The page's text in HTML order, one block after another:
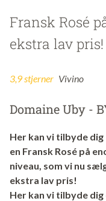
Fransk Rosé
ekstra lav pris!
3,9 stjerner Vivino
Domaine Uby -
Her kan vi tilbyde dig
en Fransk Rosé på
niveau, som vi nu
ekstra lav pris!
Her kan vi tilbyde dig